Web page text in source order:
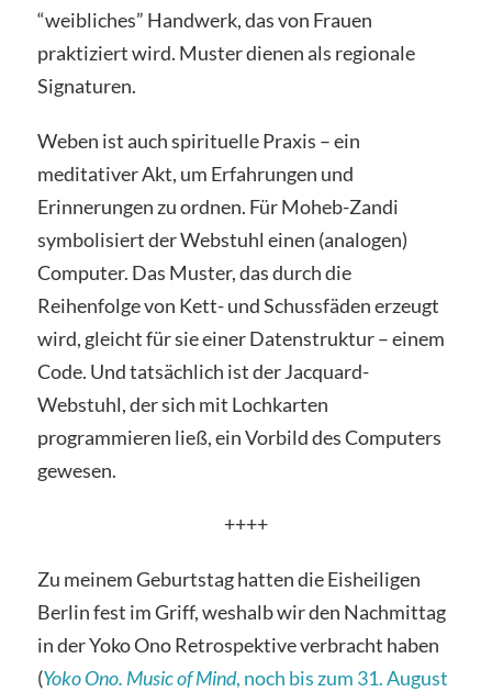
“weibliches” Handwerk, das von Frauen
praktiziert wird. Muster dienen als regionale
Signaturen.
Weben ist auch spirituelle Praxis – ein
meditativer Akt, um Erfahrungen und
Erinnerungen zu ordnen. Für Moheb-Zandi
symbolisiert der Webstuhl einen (analogen)
Computer. Das Muster, das durch die
Reihenfolge von Kett- und Schussfäden erzeugt
wird, gleicht für sie einer Datenstruktur – einem
Code. Und tatsächlich ist der Jacquard-
Webstuhl, der sich mit Lochkarten
programmieren ließ, ein Vorbild des Computers
gewesen.
++++
Zu meinem Geburtstag hatten die Eisheiligen
Berlin fest im Griff, weshalb wir den Nachmittag
in der Yoko Ono Retrospektive verbracht haben
(Yoko Ono. Music of Mind, noch bis zum 31. August